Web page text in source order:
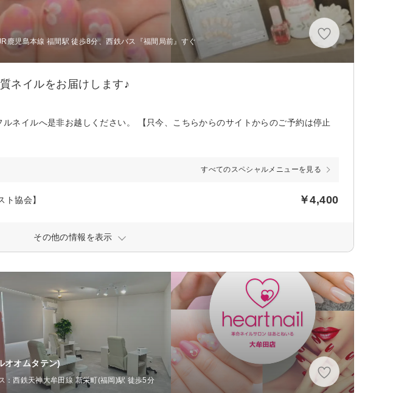
鹿児島本線 福間駅 徒歩8分、西鉄バス『福間局前』すぐ
ネイルをお届けします♪
ネイルへ是非お越しください。 【只今、こちらからのサイトからのご予約は停止
すべてのスペシャルメニューを見る
協会】 ￥4,400
その他の情報を表示
オオムタテン)
：西鉄天神大牟田線 新栄町(福岡)駅 徒歩5分